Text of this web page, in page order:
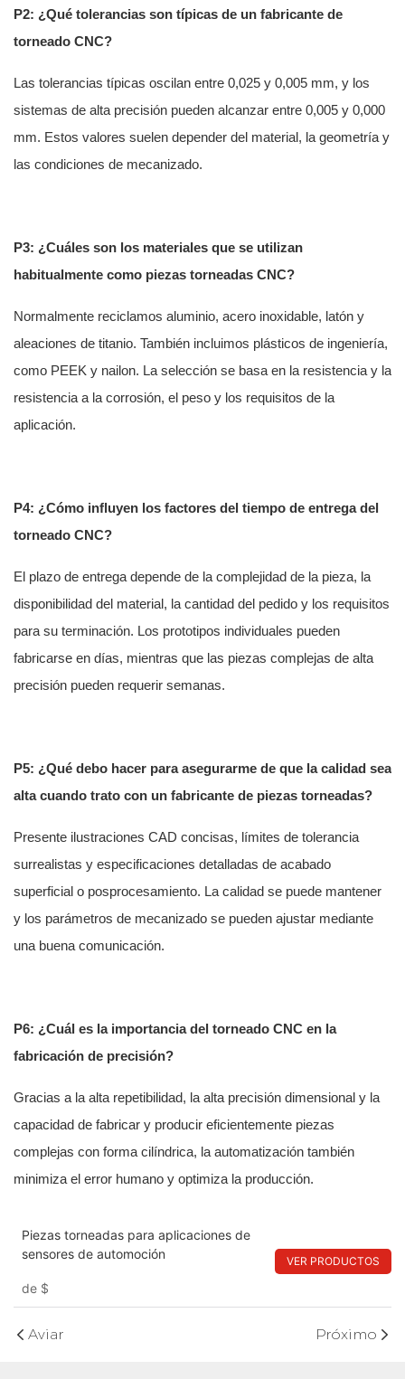
P2: ¿Qué tolerancias son típicas de un fabricante de
torneado CNC?
Las tolerancias típicas oscilan entre 0,025 y 0,005 mm, y los
sistemas de alta precisión pueden alcanzar entre 0,005 y 0,000
mm. Estos valores suelen depender del material, la geometría y
las condiciones de mecanizado.
P3: ¿Cuáles son los materiales que se utilizan
habitualmente como piezas torneadas CNC?
Normalmente reciclamos aluminio, acero inoxidable, latón y
aleaciones de titanio. También incluimos plásticos de ingeniería,
como PEEK y nailon. La selección se basa en la resistencia y la
resistencia a la corrosión, el peso y los requisitos de la
aplicación.
P4: ¿Cómo influyen los factores del tiempo de entrega del
torneado CNC?
El plazo de entrega depende de la complejidad de la pieza, la
disponibilidad del material, la cantidad del pedido y los requisitos
para su terminación. Los prototipos individuales pueden
fabricarse en días, mientras que las piezas complejas de alta
precisión pueden requerir semanas.
P5: ¿Qué debo hacer para asegurarme de que la calidad sea
alta cuando trato con un fabricante de piezas torneadas?
Presente ilustraciones CAD concisas, límites de tolerancia
surrealistas y especificaciones detalladas de acabado
superficial o posprocesamiento. La calidad se puede mantener
y los parámetros de mecanizado se pueden ajustar mediante
una buena comunicación.
P6: ¿Cuál es la importancia del torneado CNC en la
fabricación de precisión?
Gracias a la alta repetibilidad, la alta precisión dimensional y la
capacidad de fabricar y producir eficientemente piezas
complejas con forma cilíndrica, la automatización también
minimiza el error humano y optimiza la producción.
Piezas torneadas para aplicaciones de
sensores de automoción
de $
VER PRODUCTOS
Aviar Próximo